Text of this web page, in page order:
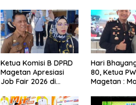
Ketua Komisi B DPRD
Magetan Apresiasi
Job Fair 2026 di
Anggaran
Hari
80, Ketua
Magetan :